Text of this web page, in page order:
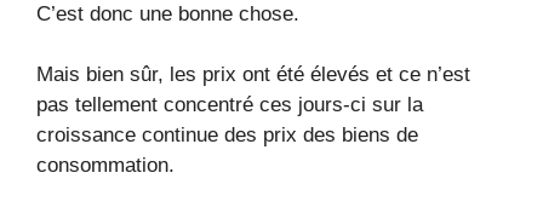
C’est donc une bonne chose.
Mais bien sûr, les prix ont été élevés et ce n’est
pas tellement concentré ces jours-ci sur la
croissance continue des prix des biens de
consommation.